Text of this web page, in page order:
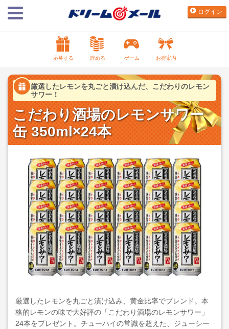
ログイン
応募する 貯める ゲーム お得案内
厳選したレモンを丸ごと漬け込んだ、こだわりのレモン
サワー！
こだわり酒場のレモンサワー
缶 350ml×24本
厳選したレモンを丸ごと漬け込み、黄金比率でブレンド。本
格的レモンの味で大好評の「こだわり酒場のレモンサワー」
24本をプレゼント。チューハイの常識を超えた、ジューシー